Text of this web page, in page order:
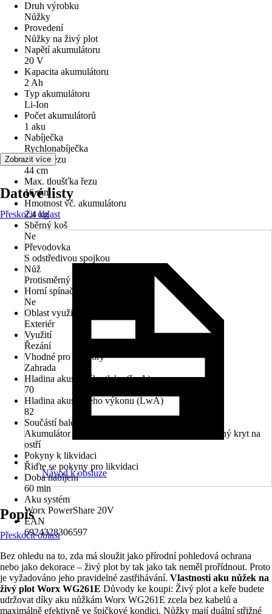
Druh výrobku
Nůžky
Provedení
Nůžky na živý plot
Napětí akumulátoru
20 V
Kapacita akumulátoru
2 Ah
Typ akumulátoru
Li-Ion
Počet akumulátorů
1 aku
Nabíječka
Rychlonabíječka
Délka řezu
44 cm
Max. tloušťka řezu
16 mm
Hmotnost vč. akumulátoru
2,4 kg
Sběrný koš
Ne
Převodovka
S odstředivou spojkou
Nůž
Protisměrný
Horní spínač
Ne
Oblast využití
Exteriér
Využití
Řezání
Vhodné pro prostory
Zahrada
Hladina akustického tlaku (LpA)
70
Hladina akustického výkonu (LwA)
82
Součástí balení
Akumulátor WA3551, Nabíječka WA3880, Ochranný kryt na
ostří
Pokyny k likvidaci
Řiďte se pokyny pro likvidaci
Doba nabíjení
60 min
Aku systém
Worx PowerShare 20V
EAN
6924328306597
Zobrazit více
Datové listy
Přeskočit oblast
Návod k obsluze
Popis
Přeskočit oblast
Bez ohledu na to, zda má sloužit jako přírodní pohledová ochrana
nebo jako dekorace – živý plot by tak jako tak neměl prořídnout. Proto
je vyžadováno jeho pravidelné zastřihávání. Vlastnosti aku nůžek na
živý plot Worx WG261E Důvody ke koupi: Živý plot a keře budete
udržovat díky aku nůžkám Worx WG261E zcela bez kabelů a
maximálně efektivně ve špičkové kondici. Nůžky mají duální střižné